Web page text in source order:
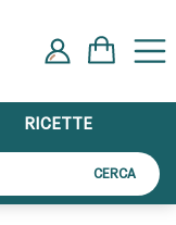
RICETTE
CERCA